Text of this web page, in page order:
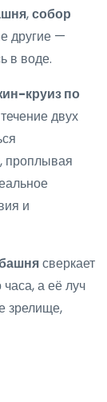
,собор
другие —
в воде.
круиз по
двух
проплывая
и
сверкает
а её луч
зрелище,